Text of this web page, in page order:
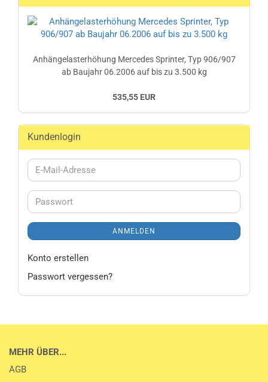
Anhängelasterhöhung Mercedes Sprinter, Typ 906/907
ab Baujahr 06.2006 auf bis zu 3.500 kg
535,55 EUR
Kundenlogin
E-
Mail-
Passwort
ANMELDEN
Konto erstellen
Passwort vergessen?
MEHR ÜBER...
AGB